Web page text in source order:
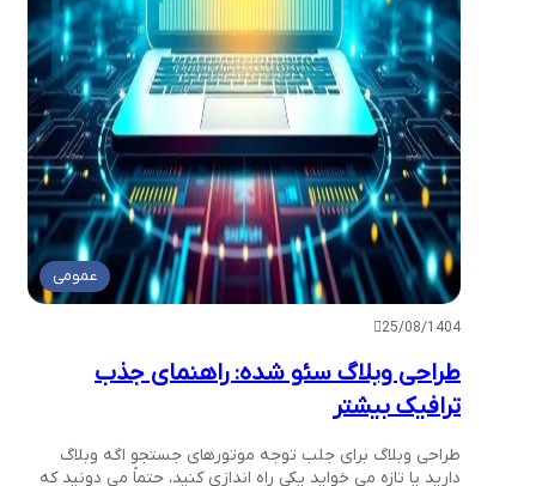
عمومی
25/08/1404
طراحی وبلاگ سئو شده: راهنمای جذب
ترافیک بیشتر
طراحی وبلاگ برای جلب توجه موتورهای جستجو اگه وبلاگ
دارید یا تازه می خواید یکی راه اندازی کنید، حتماً می دونید که